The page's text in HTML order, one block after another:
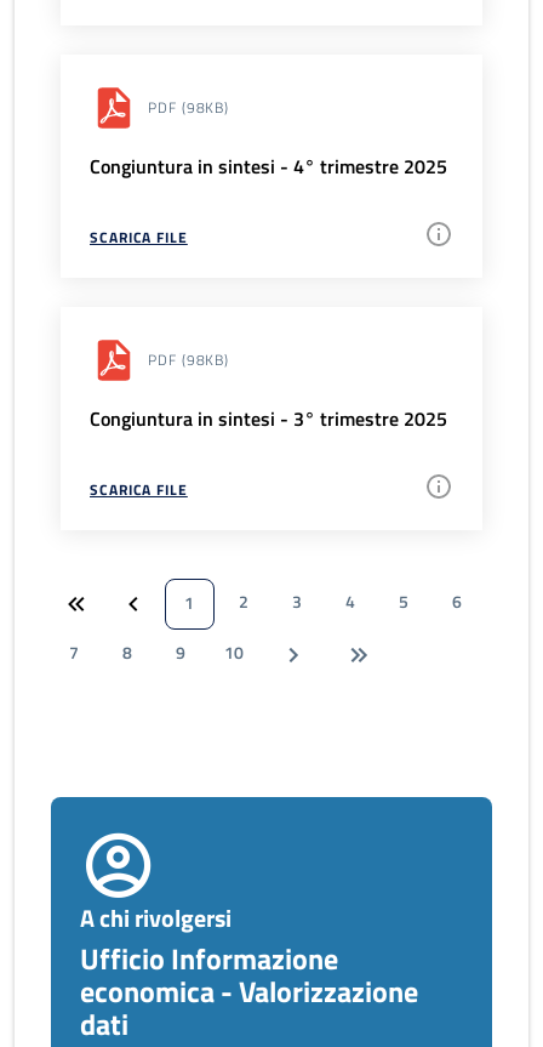
PDF (98KB)
Congiuntura in sintesi - 4° trimestre 2025
SCARICA FILE
PDF (98KB)
Congiuntura in sintesi - 3° trimestre 2025
SCARICA FILE
1 2 3 4 5
6
7
8 9 10
A chi rivolgersi
Ufficio Informazione
economica - Valorizzazione
dati